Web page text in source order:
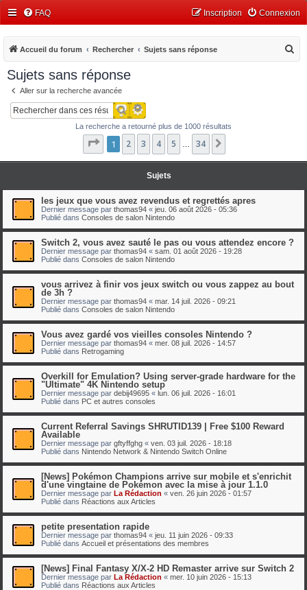
FAQ Connexion
Inscription
Accueil du forum Rechercher Sujets sans réponse
h
Sujets sans réponse
Aller sur la recherche avancée
Rechercher
Recherche avancée
La recherche a retourné plus de 1000 résultats
Page sur34
1 2 3 4 5 34
Sujets
les jeux que vous avez revendus et regrettés apres
Dernier message par thomas94 « jeu. 06 août 2026 - 05:36
Publié dans Consoles de salon Nintendo
Switch 2, vous avez sauté le pas ou vous attendez encore ?
Dernier message par thomas94 « sam. 01 août 2026 - 19:28
Publié dans Consoles de salon Nintendo
vous arrivez à finir vos jeux switch ou vous zappez au bout
de 3h ?
Dernier message par thomas94 « mar. 14 juil. 2026 - 09:21
Publié dans Consoles de salon Nintendo
Vous avez gardé vos vieilles consoles Nintendo ?
Dernier message par thomas94 « mer. 08 juil. 2026 - 14:57
Publié dans Retrogaming
Overkill for Emulation? Using server-grade hardware for the
"Ultimate" 4K Nintendo setup
Dernier message par debij49695 « lun. 06 juil. 2026 - 16:01
Publié dans PC et autres consoles
Current Referral Savings SHRUTID139 | Free $100 Reward
Available
Dernier message par gftyffghg « ven. 03 juil. 2026 - 18:18
Publié dans Nintendo Network & Nintendo Switch Online
[News] Pokémon Champions arrive sur mobile et s'enrichit
d'une vingtaine de Pokémon avec la mise à jour 1.1.0
Dernier message par La Rédaction « ven. 26 juin 2026 - 01:57
Publié dans Réactions aux Articles
petite presentation rapide
Dernier message par thomas94 « jeu. 11 juin 2026 - 09:33
Publié dans Accueil et présentations des membres
[News] Final Fantasy X/X-2 HD Remaster arrive sur Switch 2
Dernier message par La Rédaction « mer. 10 juin 2026 - 15:13
Publié dans Réactions aux Articles